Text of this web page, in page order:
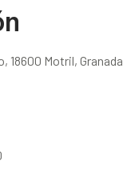
18600 Motril, Granada